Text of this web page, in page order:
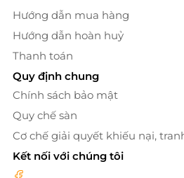
Hướng dẫn mua hàng
Hướng dẫn hoàn huỷ
Thanh toán
Quy định chung
Chính sách bảo mật
Quy chế sàn
Cơ chế giải quyết khiếu nại,
Kết nối với chúng tôi